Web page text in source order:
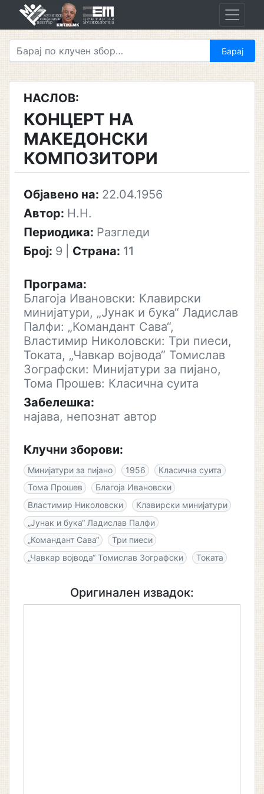
НАСЛОВ:
КОНЦЕРТ НА
МАКЕДОНСКИ
КОМПОЗИТОРИ
Објавено на: 22.04.1956
Автор: Н.Н.
Периодика: Разгледи
Број: 9 Страна: 11
Програма:
Благоја Ивановски: Клавирски
минијатури, „Јунак и бука“ Ладислав
Палфи: „Командант Сава“,
Властимир Николовски: Три пиеси,
Токата, „Чавкар војвода“ Томислав
Зографски: Минијатури за пијано,
Тома Прошев: Класична суита
Забелешка:
најава, непознат автор
Клучни зборови:
Минијатури за пијано 1956
Класична суита
Тома Прошев
Благоја Ивановски
Властимир Николовски
Клавирски минијатури
„Јунак и бука“ Ладислав Палфи
„Командант Сава“
Три пиеси
„Чавкар војвода“ Томислав Зографски
Токата
Оригинален извадок: